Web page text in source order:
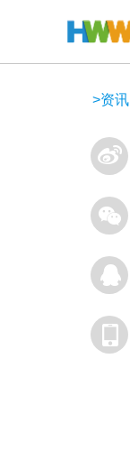
>资讯